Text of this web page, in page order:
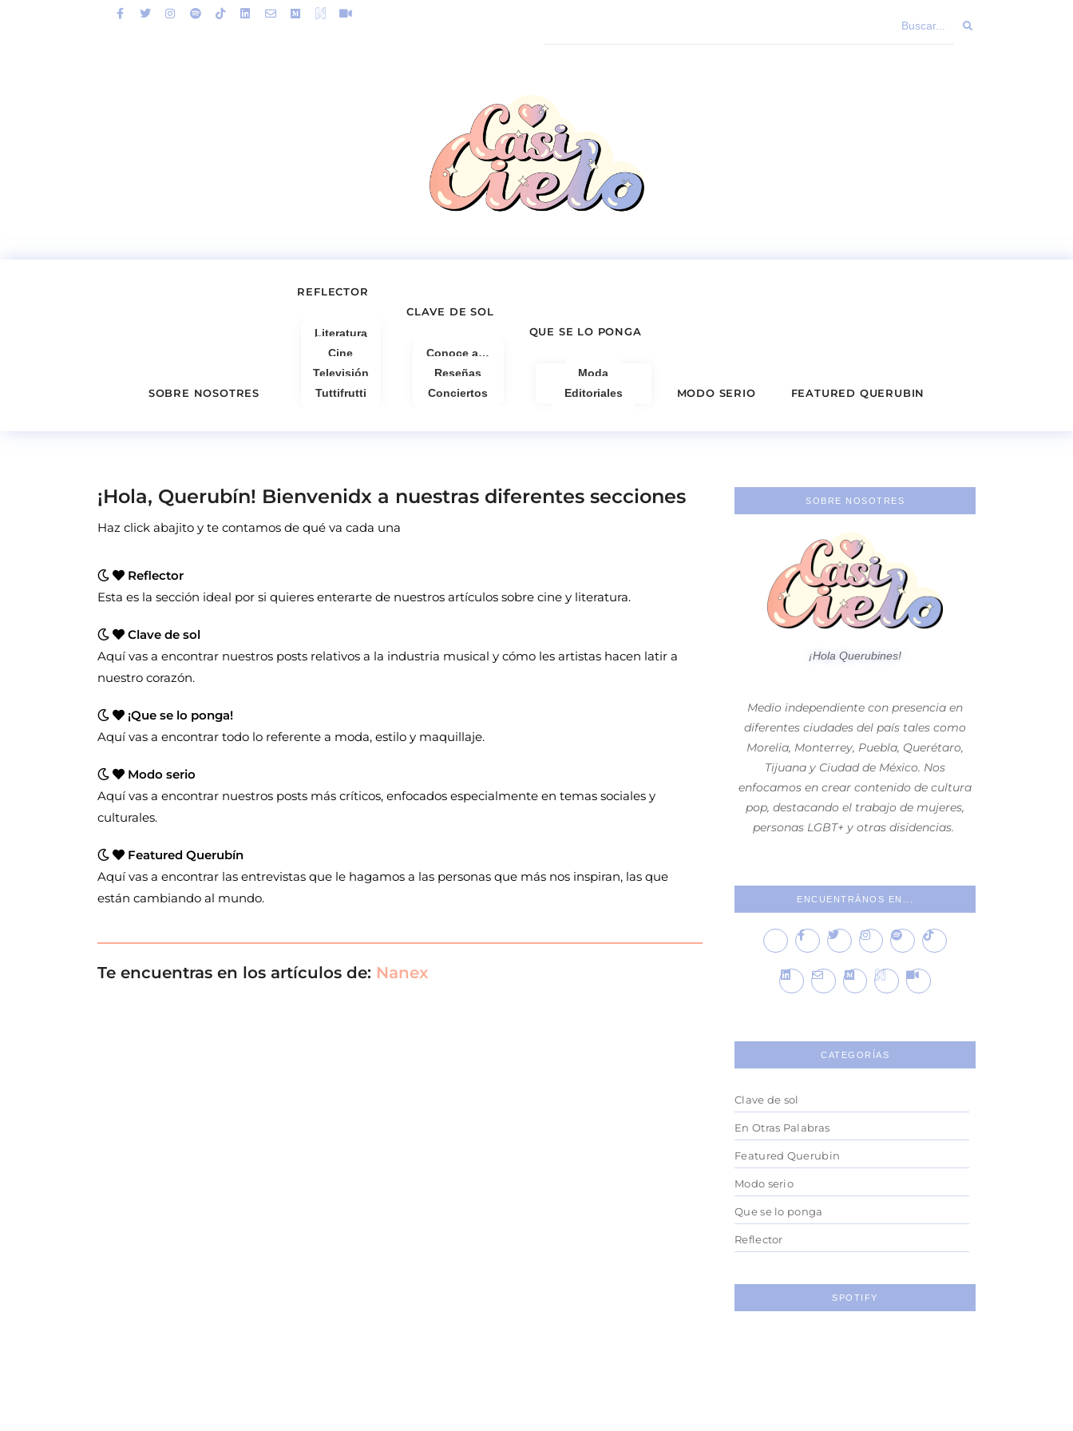
SOBRE NOSOTRES
REFLECTOR
Literatura
Cine
Televisión
Tuttifrutti
CLAVE DE SOL
Conoce a…
Reseñas
Conciertos
QUE SE LO PONGA
Moda
Editoriales
MODO SERIO FEATURED QUERUBIN
¡Hola, Querubín! Bienvenidx a nuestras diferentes secciones
Haz click abajito y te contamos de qué va cada una
Reflector
Esta es la sección ideal por si quieres enterarte de nuestros artículos sobre cine y literatura.
Clave de sol
Aquí vas a encontrar nuestros posts relativos a la industria musical y cómo les artistas hacen latir a
nuestro corazón.
¡Que se lo ponga!
Aquí vas a encontrar todo lo referente a moda, estilo y maquillaje.
Modo serio
Aquí vas a encontrar nuestros posts más críticos, enfocados especialmente en temas sociales y
culturales.
Featured Querubín
Aquí vas a encontrar las entrevistas que le hagamos a las personas que más nos inspiran, las que
están cambiando al mundo.
Te encuentras en los artículos de: Nanex
SOBRE NOSOTRES
¡Hola Querubines!
Medio independiente con presencia en
diferentes ciudades del país tales como
Morelia, Monterrey, Puebla, Querétaro,
Tijuana y Ciudad de México. Nos
enfocamos en crear contenido de cultura
pop, destacando el trabajo de mujeres,
personas LGBT+ y otras disidencias.
ENCUENTRÁNOS EN...
CATEGORÍAS
Clave de sol
En Otras Palabras
Featured Querubin
Modo serio
Que se lo ponga
Reflector
SPOTIFY